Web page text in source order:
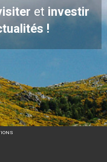
et investir
!